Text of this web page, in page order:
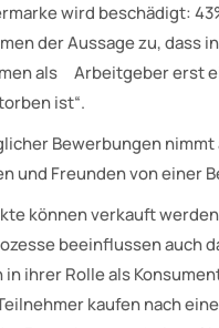
wird beschädigt:
der Aussage zu, dass
als Arbeitgeber erst
ist“.
Bewerbungen nimmt
und Freunden von einer
können verkauft
beeinflussen auch
ihrer Rolle als
kaufen nach